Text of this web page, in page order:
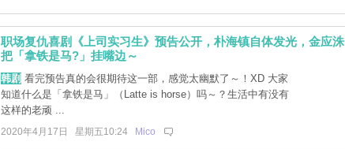
职场复仇喜剧《上司实习生》预告公开，朴海镇自体发光，金应洙
把「拿铁是马?」挂嘴边～
韩剧 看完预告真的会很期待这一部，感觉太幽默了～！XD 大家
知道什么是「拿铁是马」（Latte is horse）吗～？生活中有没有
这样的老顽 ...
2020年4月17日 星期五10:24 Mico